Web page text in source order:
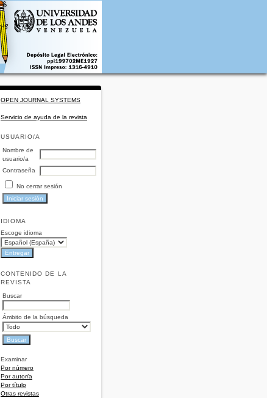
OPEN JOURNAL SYSTEMS
Servicio de ayuda de la revista
USUARIO/A
Nombre de
usuario/a
Contraseña
No cerrar sesión
IDIOMA
Escoge idioma
CONTENIDO DE LA
REVISTA
Buscar
Ámbito de la búsqueda
Examinar
Por número
Por autor/a
Por título
Otras revistas